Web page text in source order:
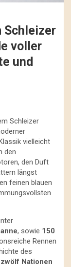
Schleizer
voller
und
Schleizer
vielleicht
den
den Duft
längst
feinen blauen
, sowie 150
Rennen
des
zwölf Nationen